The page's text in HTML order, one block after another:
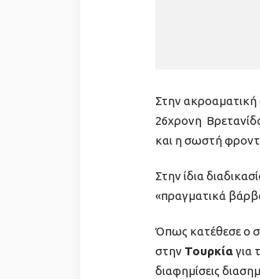
Στην ακροαματική
26χρονη
και η σωστή
Στην ίδια
«πραγματικά
Όπως κατέθεσε ο
στην Τουρκίαγια
διαφημίσεις